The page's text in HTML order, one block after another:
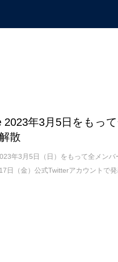
2023年3月5日をもっ
散
年3月5日（日）をもって全メン
日（金）公式Twitterアカウントで発